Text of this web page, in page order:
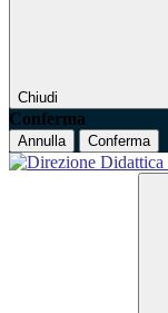
Chiudi
Conferma
Annulla Conferma